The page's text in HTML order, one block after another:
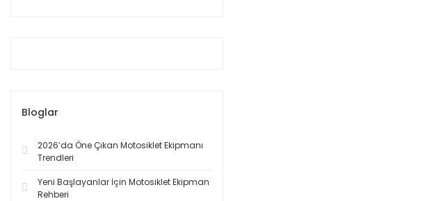
Bloglar
2026’da Öne Çıkan Motosiklet Ekipmanı
Trendleri
Yeni Başlayanlar İçin Motosiklet Ekipman
Rehberi